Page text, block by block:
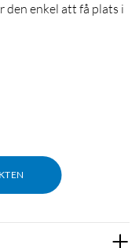
den enkel att få plats i